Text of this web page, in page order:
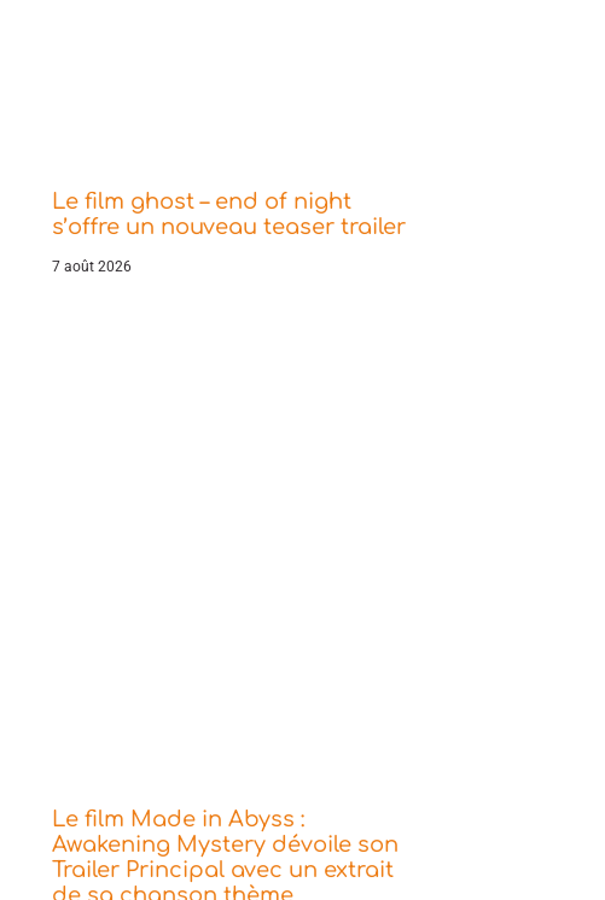
Le film ghost – end of night
s’offre un nouveau teaser trailer
7 août 2026
Le film Made in Abyss :
Awakening Mystery dévoile son
Trailer Principal avec un extrait
de sa chanson thème